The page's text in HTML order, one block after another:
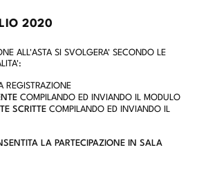
2020
ALL'ASTA SI SVOLGERA' SECONDO LE
REGISTRAZIONE
COMPILANDO ED INVIANDO IL MODULO
SCRITTE COMPILANDO ED INVIANDO IL
LA PARTECIPAZIONE IN SALA